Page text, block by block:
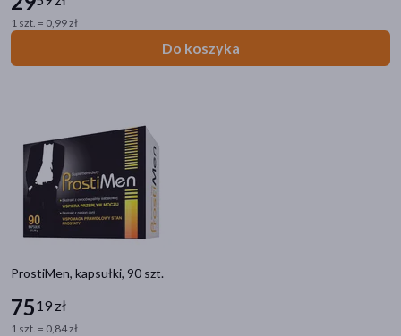
1 szt. = 0,99 zł
Do koszyka
ProstiMen, kapsułki, 90 szt.
7519 zł
1 szt. = 0,84 zł